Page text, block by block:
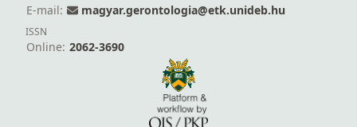
E-mail:
magyar.gerontologia@etk.unideb.hu
ISSN
Online: 2062-3690